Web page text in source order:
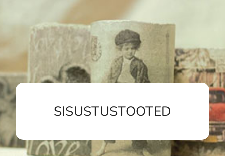
SISUSTUSTOOTED